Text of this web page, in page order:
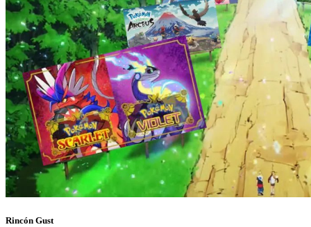
Rincón Gust